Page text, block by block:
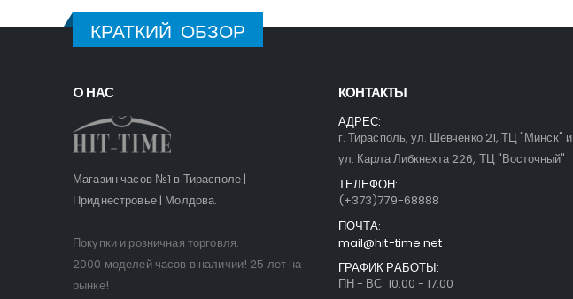
КРАТКИЙ ОБЗОР
O НАС
Магазин часов №1 в Тирасполе |
Приднестровье | Молдова.
Покупки и розничная торговля.
2000 моделей часов в наличии! 25 лет на
рынке!
КОНТАКТЫ
АДРЕС:
г. Тирасполь, ул. Шевченко 21, ТЦ "Минск" и
ул. Карла Либкнехта 226, ТЦ "Восточный"
ТЕЛЕФОН:
(+373)779-68888
ПОЧТА:
mail@hit-time.net
ГРАФИК РАБОТЫ:
ПН - ВС: 10.00 - 17.00